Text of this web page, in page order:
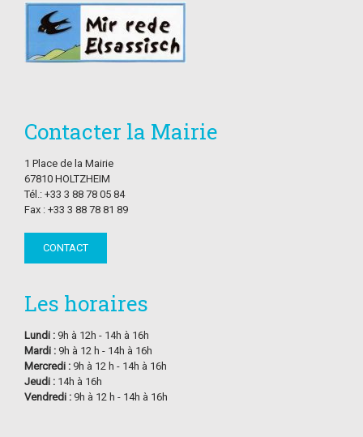
Contacter la Mairie
1 Place de la Mairie
67810 HOLTZHEIM
Tél.: +33 3 88 78 05 84
Fax : +33 3 88 78 81 89
CONTACT
Les horaires
Lundi : 9h à 12h - 14h à 16h
Mardi : 9h à 12 h - 14h à 16h
Mercredi : 9h à 12 h - 14h à 16h
Jeudi : 14h à 16h
Vendredi : 9h à 12 h - 14h à 16h